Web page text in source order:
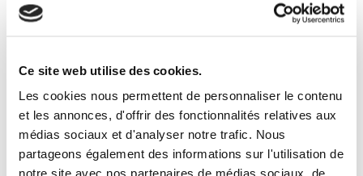
Ce site web utilise des cookies.
Les cookies nous permettent de personnaliser le contenu
et les annonces, d'offrir des fonctionnalités relatives aux
médias sociaux et d'analyser notre trafic. Nous
partageons également des informations sur l'utilisation de
notre site avec nos partenaires de médias sociaux, de
Véhicules complets